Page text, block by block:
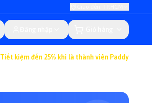
Tiết kiệm đến 25% khi là thành viên Paddy